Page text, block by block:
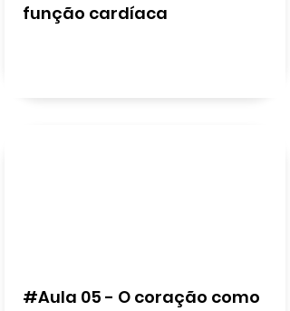
função cardíaca
#Aula 05 - O coração como